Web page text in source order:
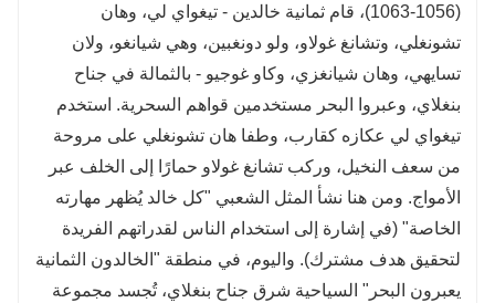
(1056-1063)، قام ثمانية خالدين - تيغواي لي، وهان
تشونغلي، وتشانغ غولاو، ولو دونغبين، وهي شيانغو، ولان
تسايهي، وهان شيانغزي، وكاو غوجيو - بالثمالة في جناح
بنغلاي، وعبروا البحر مستخدمين قواهم السحرية. استخدم
تيغواي لي عكازه كقارب، وطفا هان تشونغلي على مروحة
من سعف النخيل، وركب تشانغ غولاو حمارًا إلى الخلف عبر
الأمواج. ومن هنا نشأ المثل الشعبي "كل خالد يُظهر مهارته
الخاصة" (في إشارة إلى استخدام الناس لقدراتهم الفريدة
لتحقيق هدف مشترك). واليوم، في منطقة "الخالدون الثمانية
يعبرون البحر" السياحية شرق جناح بنغلاي، تُجسد مجموعة